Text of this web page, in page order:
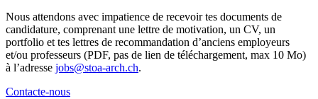
Nous attendons avec impatience de recevoir tes documents de
candidature, comprenant une lettre de motivation, un CV, un
portfolio et tes lettres de recommandation d’anciens employeurs
et/ou professeurs (PDF, pas de lien de téléchargement, max 10 Mo)
à l’adresse jobs@stoa-arch.ch.
Contacte-nous